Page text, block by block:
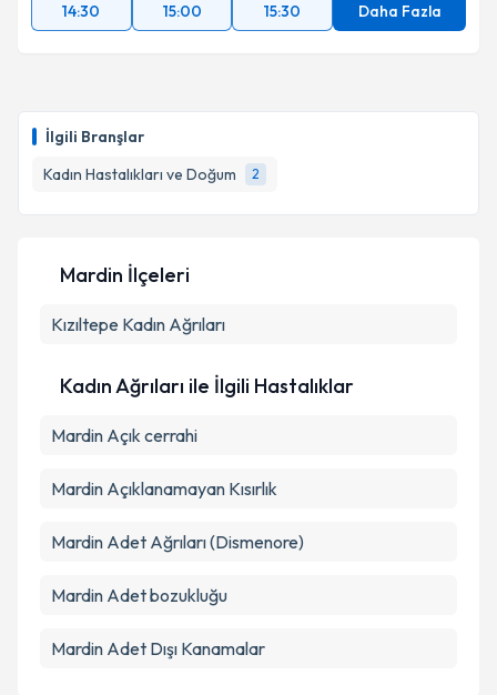
İlgili Branşlar
Kadın Hastalıkları ve Doğum
2
14:30
15:00 15:30 Daha Fazla
Mardin İlçeleri
Kızıltepe Kadın Ağrıları
Kadın Ağrıları ile İlgili Hastalıklar
Mardin Açık cerrahi
Mardin Açıklanamayan Kısırlık
Mardin Adet Ağrıları (Dismenore)
Mardin Adet bozukluğu
Mardin Adet Dışı Kanamalar